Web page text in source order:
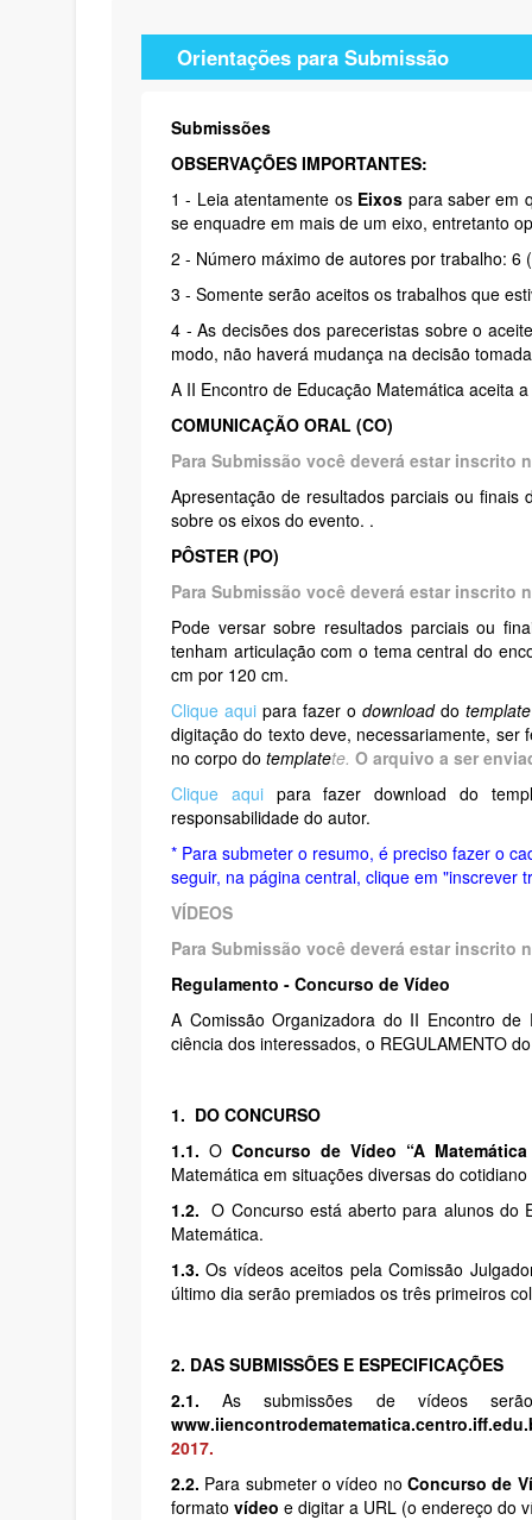
Orientações para Submissão
Submissões
OBSERVAÇÕES IMPORTANTES:
1 - Leia atentamente os Eixos para saber em
se enquadre em mais de um eixo, entretanto
2 - Número máximo de autores por trabalho: 6
3 - Somente serão aceitos os trabalhos que
4 - As decisões dos pareceristas sobre o
modo, não haverá mudança na decisão
A II Encontro de Educação Matemática aceita
COMUNICAÇÃO ORAL (CO)
Para Submissão você deverá estar inscrito
Apresentação de resultados parciais ou
sobre os eixos do evento. .
PÔSTER (PO)
Para Submissão você deverá estar inscrito
Pode versar sobre resultados parciais ou
tenham articulação com o tema central do
cm por 120 cm.
Clique aqui para fazer o downloaddo template
digitação do texto deve, necessariamente, ser
no corpo do templatete. O arquivo a ser
Clique aquipara fazer download do
responsabilidade do autor.
* Para submeter o resumo, é preciso fazer o
seguir, na página central, clique em "inscrever
VÍDEOS
Para Submissão você deverá estar inscrito
Regulamento - Concurso de Vídeo
A Comissão Organizadora do II Encontro
ciência dos interessados, o REGULAMENTO
1. DO CONCURSO
1.1. O Concurso de Vídeo “A
Matemática em situações diversas do
1.2. O Concurso está aberto para alunos do
Matemática.
1.3. Os vídeos aceitos pela Comissão
último dia serão premiados os três primeiros
2. DAS SUBMISSÕES E ESPECIFICAÇÕES
2.1. As submissões de vídeos
2017.
2.2. Para submeter o vídeo no Concurso de
formato vídeo e digitar a URL (o endereço do